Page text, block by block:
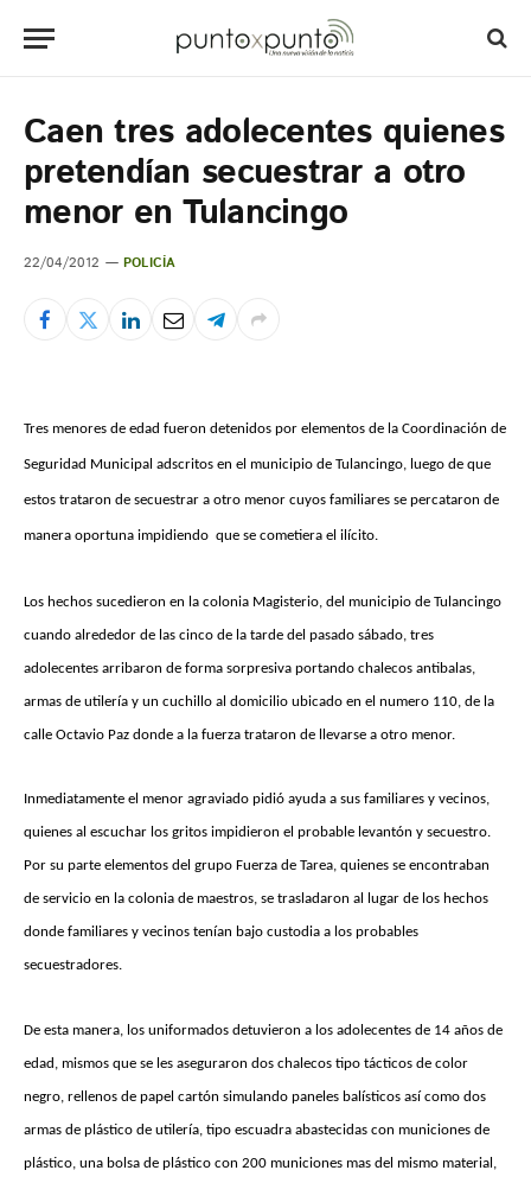
Caen tres adolecentes quienes
pretendían secuestrar a otro
menor en Tulancingo
22/04/2012 POLICÍA
Tres menores de edad fueron detenidos por elementos de la Coordinación de
Seguridad Municipal adscritos en el municipio de Tulancingo, luego de que
estos trataron de secuestrar a otro menor cuyos familiares se percataron de
manera oportuna impidiendo que se cometiera el ilícito.
Los hechos sucedieron en la colonia Magisterio, del municipio de Tulancingo
cuando alrededor de las cinco de la tarde del pasado sábado, tres
adolecentes arribaron de forma sorpresiva portando chalecos antibalas,
armas de utilería y un cuchillo al domicilio ubicado en el numero 110, de la
calle Octavio Paz donde a la fuerza trataron de llevarse a otro menor.
Inmediatamente el menor agraviado pidió ayuda a sus familiares y vecinos,
quienes al escuchar los gritos impidieron el probable levantón y secuestro.
Por su parte elementos del grupo Fuerza de Tarea, quienes se encontraban
de servicio en la colonia de maestros, se trasladaron al lugar de los hechos
donde familiares y vecinos tenían bajo custodia a los probables
secuestradores.
De esta manera, los uniformados detuvieron a los adolecentes de 14 años de
edad, mismos que se les aseguraron dos chalecos tipo tácticos de color
negro, rellenos de papel cartón simulando paneles balísticos así como dos
armas de plástico de utilería, tipo escuadra abastecidas con municiones de
plástico, una bolsa de plástico con 200 municiones mas del mismo material,